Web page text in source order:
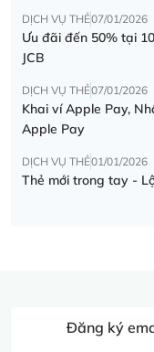
DỊCH VỤ THẺ07/01/2026
Ưu đãi đến 50% tại
JCB
DỊCH VỤ THẺ07/01/2026
Khai ví Apple Pay,
Apple Pay
DỊCH VỤ THẺ01/01/2026
Thẻ mới trong tay -
Đăng ký